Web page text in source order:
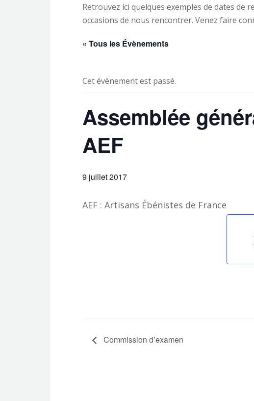
Retrouvez ici quelques exemples de dates de
occasions de nous rencontrer. Venez faire
« Tous les Évènements
Cet évènement est passé.
Assemblée
AEF
9 juillet 2017
AEF : Artisans Ébénistes de France
Commission d’examen